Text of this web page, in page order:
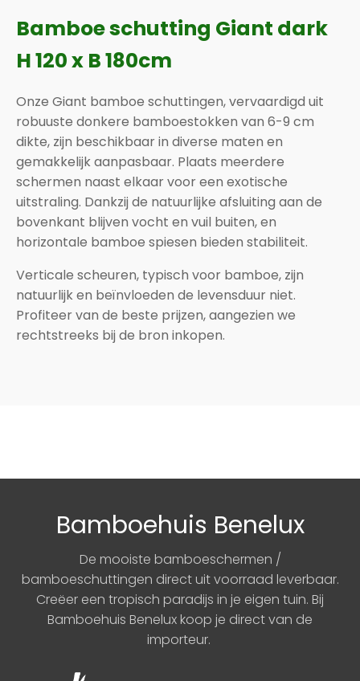
Bamboe schutting Giant dark
H 120 x B 180cm
Onze Giant bamboe schuttingen, vervaardigd uit
robuuste donkere bamboestokken van 6-9 cm
dikte, zijn beschikbaar in diverse maten en
gemakkelijk aanpasbaar. Plaats meerdere
schermen naast elkaar voor een exotische
uitstraling. Dankzij de natuurlijke afsluiting aan de
bovenkant blijven vocht en vuil buiten, en
horizontale bamboe spiesen bieden stabiliteit.
Verticale scheuren, typisch voor bamboe, zijn
natuurlijk en beïnvloeden de levensduur niet.
Profiteer van de beste prijzen, aangezien we
rechtstreeks bij de bron inkopen.
Bamboehuis Benelux
De mooiste bamboeschermen /
bamboeschuttingen direct uit voorraad leverbaar.
Creëer een tropisch paradijs in je eigen tuin. Bij
Bamboehuis Benelux koop je direct van de
importeur.